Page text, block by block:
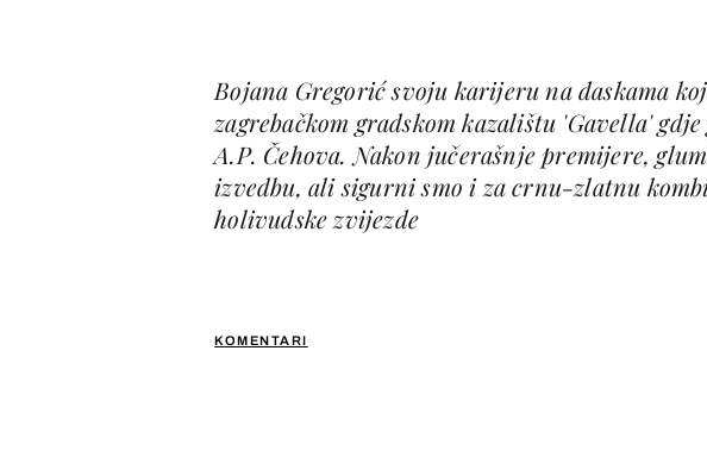
KOMENTARI
Bojana Gregorić svoju karijeru na daskama
zagrebačkom gradskom kazalištu 'Gavella'
A.P. Čehova. Nakon jučerašnje premijere,
izvedbu, ali sigurni smo i za crnu-zlatnu
holivudske zvijezde